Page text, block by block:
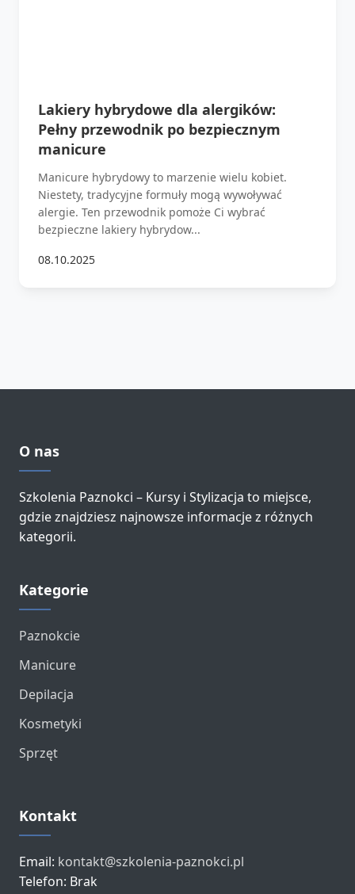
Lakiery hybrydowe dla alergików:
Pełny przewodnik po bezpiecznym
manicure
Manicure hybrydowy to marzenie wielu kobiet.
Niestety, tradycyjne formuły mogą wywoływać
alergie. Ten przewodnik pomoże Ci wybrać
bezpieczne lakiery hybrydow...
08.10.2025
O nas
Szkolenia Paznokci – Kursy i Stylizacja to miejsce,
gdzie znajdziesz najnowsze informacje z różnych
kategorii.
Kategorie
Paznokcie
Manicure
Depilacja
Kosmetyki
Sprzęt
Kontakt
Email: kontakt@szkolenia-paznokci.pl
Telefon: Brak